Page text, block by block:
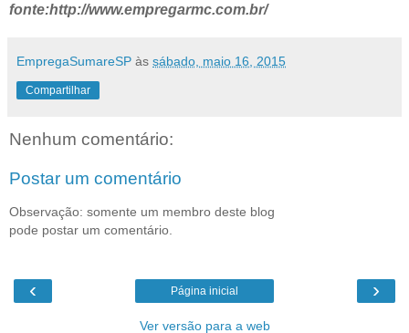
fonte:http://www.empregarmc.com.br/
EmpregaSumareSP às sábado, maio 16, 2015
Compartilhar
Nenhum comentário:
Postar um comentário
Observação: somente um membro deste blog
pode postar um comentário.
‹ ›
Página inicial
Ver versão para a web